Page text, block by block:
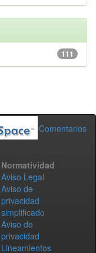
111
Comentarios
Normatividad
Aviso Legal
Aviso de
privacidad
simplificado
Aviso de
privacidad
Lineamientos